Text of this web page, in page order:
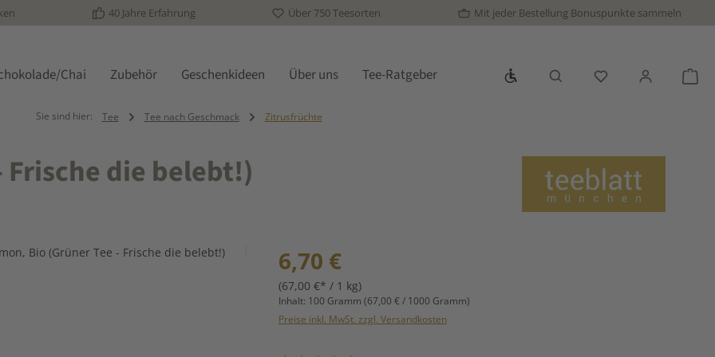
40 Jahre Erfahrung Über 750 Teesorten Mit jeder Bestellung Bonuspunkte sammeln
Chai Zubehör Geschenkideen Über uns Tee-Ratgeber Werkzeugleiste anzeigen
Du hast 0
Sie sind hier: Tee Tee nach Geschmack Zitrusfrüchte
Frische die belebt!)
Regulärer Preis:
6,70 €
(67,00 €* / 1 kg)
Inhalt: 100 Gramm (67,00 € / 1000 Gramm)
Preise inkl. MwSt. zzgl. Versandkosten